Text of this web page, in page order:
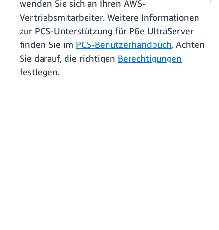
wenden Sie sich an Ihren AWS-
Vertriebsmitarbeiter. Weitere Informationen
zur PCS-Unterstützung für P6e UltraServer
finden Sie im PCS-Benutzerhandbuch. Achten
Sie darauf, die richtigen Berechtigungen
festlegen.